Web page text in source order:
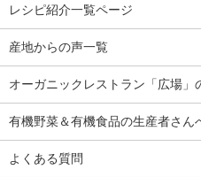
レシピ紹介一覧ページ
産地からの声一覧
オーガニックレストラン「広場」
有機野菜＆有機食品の生産者さん
よくある質問